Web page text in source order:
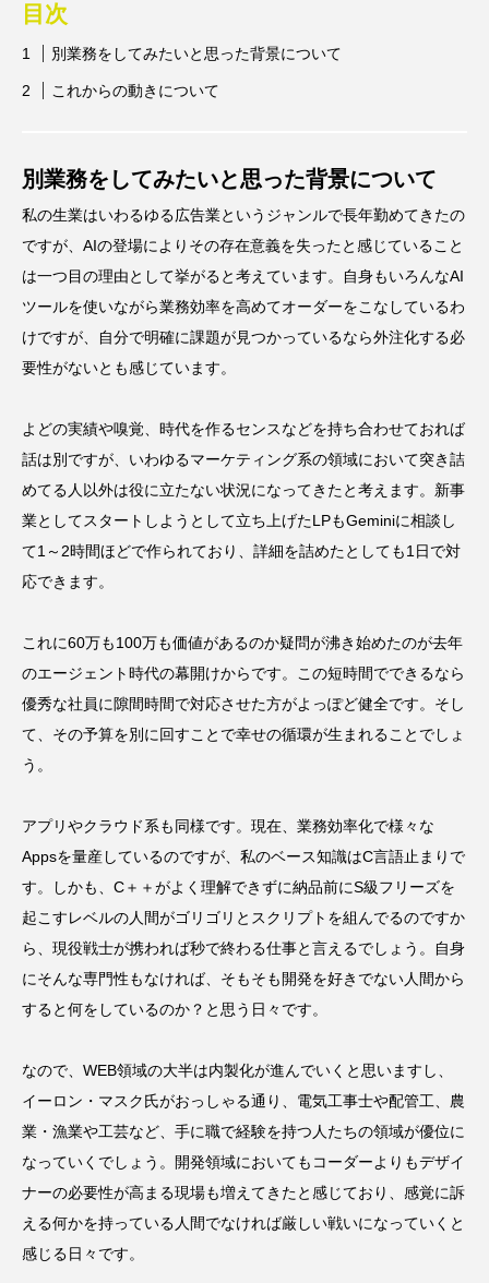
目次
別業務をしてみたいと思った背景について
これからの動きについて
別業務をしてみたいと思った背景について
私の生業はいわるゆる広告業というジャンルで長年勤めてきたの
ですが、AIの登場によりその存在意義を失ったと感じていること
は一つ目の理由として挙がると考えています。自身もいろんなAI
ツールを使いながら業務効率を高めてオーダーをこなしているわ
けですが、自分で明確に課題が見つかっているなら外注化する必
要性がないとも感じています。
よどの実績や嗅覚、時代を作るセンスなどを持ち合わせておれば
話は別ですが、いわゆるマーケティング系の領域において突き詰
めてる人以外は役に立たない状況になってきたと考えます。新事
業としてスタートしようとして立ち上げたLPもGeminiに相談し
て1～2時間ほどで作られており、詳細を詰めたとしても1日で対
応できます。
これに60万も100万も価値があるのか疑問が沸き始めたのが去年
のエージェント時代の幕開けからです。この短時間でできるなら
優秀な社員に隙間時間で対応させた方がよっぽど健全です。そし
て、その予算を別に回すことで幸せの循環が生まれることでしょ
う。
アプリやクラウド系も同様です。現在、業務効率化で様々な
Appsを量産しているのですが、私のベース知識はC言語止まりで
す。しかも、C＋＋がよく理解できずに納品前にS級フリーズを
起こすレベルの人間がゴリゴリとスクリプトを組んでるのですか
ら、現役戦士が携われば秒で終わる仕事と言えるでしょう。自身
にそんな専門性もなければ、そもそも開発を好きでない人間から
すると何をしているのか？と思う日々です。
なので、WEB領域の大半は内製化が進んでいくと思いますし、
イーロン・マスク氏がおっしゃる通り、電気工事士や配管工、農
業・漁業や工芸など、手に職で経験を持つ人たちの領域が優位に
なっていくでしょう。開発領域においてもコーダーよりもデザイ
ナーの必要性が高まる現場も増えてきたと感じており、感覚に訴
える何かを持っている人間でなければ厳しい戦いになっていくと
感じる日々です。